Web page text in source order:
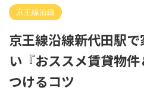
京王線沿線
京王線沿線新代田駅
い『おススメ賃貸物
つけるコツ